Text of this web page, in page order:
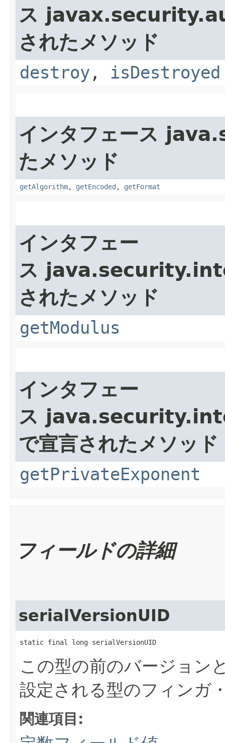
ス
されたメソッド
destroy, isDestroyed
インタフェース
たメソッド
getAlgorithm, getEncoded , getFormat
インタフェー
ス
されたメソッド
getModulus
インタフェー
ス
で宣言されたメソッド
getPrivateExponent
フィールドの詳細
serialVersionUID
static final long serialVersionUID
この型の前のバージョン
設定される型のフィンガ
関連項目: